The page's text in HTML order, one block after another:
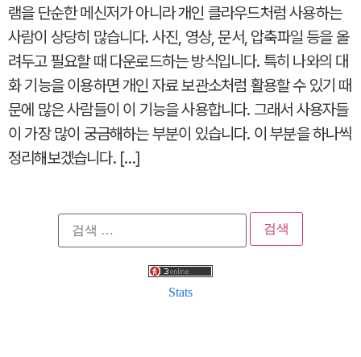
램을 단순한 메신저가 아니라 개인 클라우드처럼 사용하는
사람이 상당히 많습니다. 사진, 영상, 문서, 압축파일 등을 올
려두고 필요할 때 다운로드하는 방식입니다. 특히 나와의 대
화 기능을 이용하면 개인 자료 보관소처럼 활용할 수 있기 때
문에 많은 사람들이 이 기능을 사용합니다. 그래서 사용자들
이 가장 많이 궁금해하는 부분이 있습니다. 이 부분을 하나씩
정리해보겠습니다. […]
검
색:
Stats